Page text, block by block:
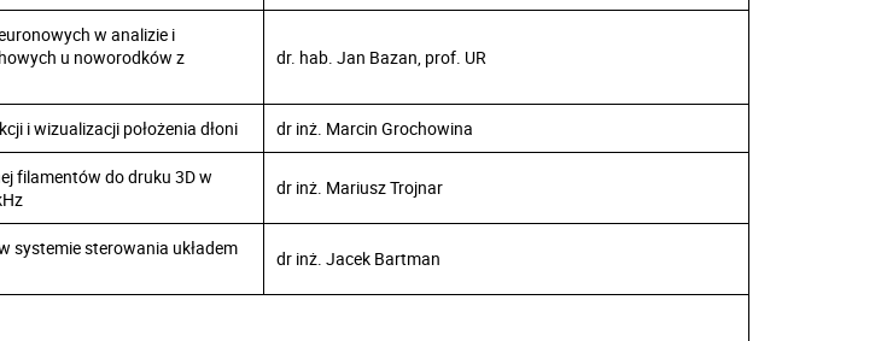
w analizie i
u noworodków z
dr. hab. Jan Bazan, prof. UR
i wizualizacji położenia dłoni dr inż. Marcin Grochowina
filamentów do druku 3D w
dr inż. Mariusz Trojnar
systemie sterowania układem
dr inż. Jacek Bartman